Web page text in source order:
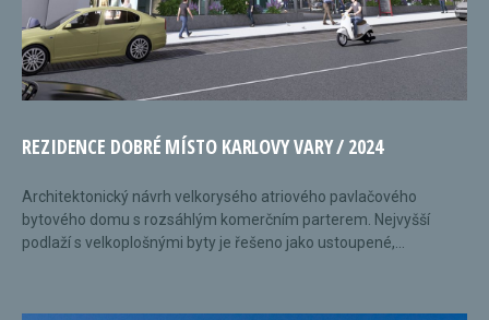
REZIDENCE DOBRÉ MÍSTO KARLOVY VARY / 2024
Architektonický návrh velkorysého atriového pavlačového
bytového domu s rozsáhlým komerčním parterem. Nejvyšší
podlaží s velkoplošnými byty je řešeno jako ustoupené,...